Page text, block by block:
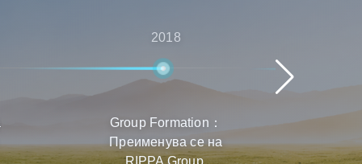
2018
Group Formation：
Преименува се на
RIPPA Group.